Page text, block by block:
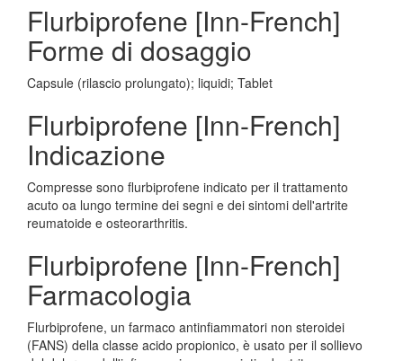
Flurbiprofene [Inn-French]
Forme di dosaggio
Capsule (rilascio prolungato); liquidi; Tablet
Flurbiprofene [Inn-French]
Indicazione
Compresse sono flurbiprofene indicato per il trattamento
acuto oa lungo termine dei segni e dei sintomi dell'artrite
reumatoide e osteorarthritis.
Flurbiprofene [Inn-French]
Farmacologia
Flurbiprofene, un farmaco antinfiammatori non steroidei
(FANS) della classe acido propionico, è usato per il sollievo